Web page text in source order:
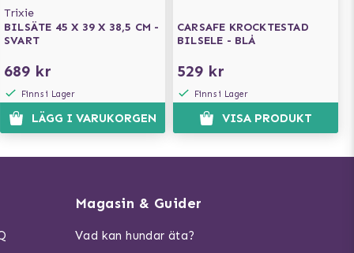
Trixie
BILSÄTE 45 X 39 X 38,5 CM -
SVART
689 kr
Finns i Lager
LÄGG I VARUKORGEN
CARSAFE KROCKTESTAD
BILSELE - BLÅ
529 kr
Finns i Lager
VISA PRODUKT
Magasin & Guider
Vad kan hundar äta?